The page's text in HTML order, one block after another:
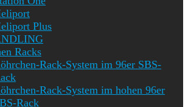
Plus
Racks
Rack-System im 96er SBS-
Rack-System im hohen 96er
Rack